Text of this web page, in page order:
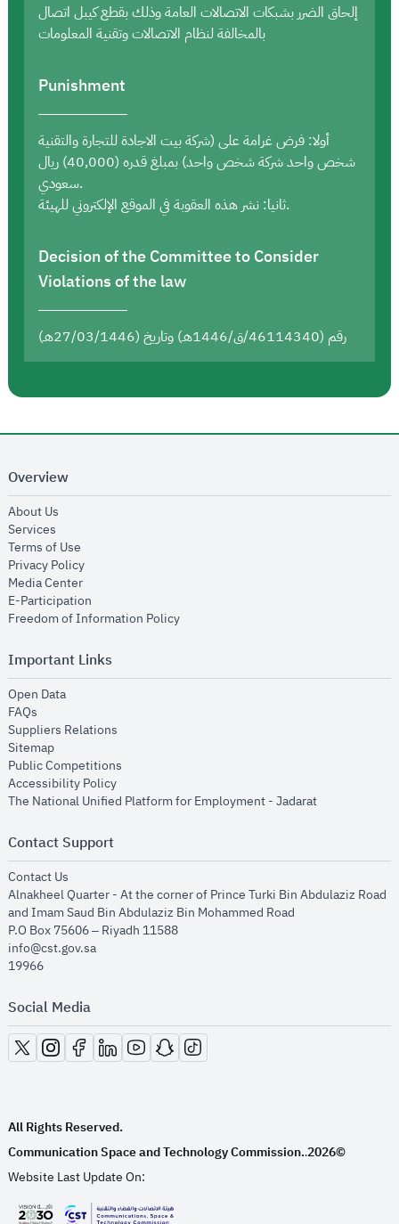
إلحاق الضرر بشبكات الاتصالات العامة وذلك بقطع كيبل اتصال
بالمخالفة لنظام الاتصالات وتقنية المعلومات
Punishment
أولا: فرض غرامة على (شركة بيت الاجادة للتجارة والتقنية
شخص واحد شركة شخص واحد) بمبلغ قدره (40,000) ريال
سعودي.
ثانيا: نشر هذه العقوبة في الموقع الإلكتروني للهيئة.
Decision of the Committee to Consider
Violations of the law
رقم (46114340/ق/1446هـ) وتاريخ (27/03/1446هـ)
Overview
About Us
Services
Terms of Use
Privacy Policyopens in new window
Media Centeropens in new window
E-Participation
Freedom of Information Policyopens in new window
Important Links
Open Dataopens in new window
FAQs
Suppliers Relations
Sitemapopens in new window
Public Competitions
Accessibility Policyopens in new window
The National Unified Platform for Employment - Jadaratopens in new
Contact Support
Contact Us
Alnakheel Quarter - At the corner of Prince Turki Bin Abdulaziz Road
and Imam Saud Bin Abdulaziz Bin Mohammed Road​
P.O Box 75606 – Riyadh 11588
info@cst.gov.sa
19966
Social Media
opens in new window
opens in new window
opens in new window
opens in new window
opens in new window
opens in new window
opens in new window
All Rights Reserved.
Communication Space and Technology Commission..2026©
Website Last Update On: